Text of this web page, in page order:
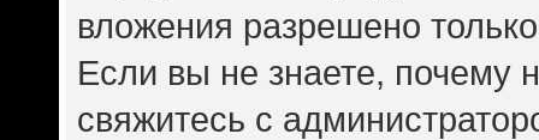
вложения разрешено
Если вы не знаете, почему
свяжитесь с